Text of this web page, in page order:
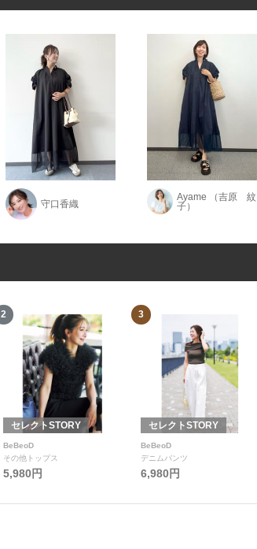
守口香織
Ayame （吉原 紋
子）
2
セレクトSTORY
BeBeoD
その他トップス
5,980円
3
セレクトSTORY
BeBeoD
デニムパンツ
6,980円